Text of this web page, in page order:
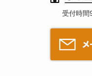
受付時間